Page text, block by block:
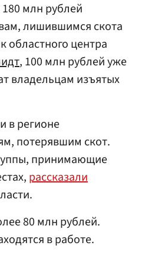
млн рублей
лишившимся скота
областного центра
, 100 млн рублей уже
владельцам изъятых
в регионе
потерявшим скот.
принимающие
рассказали
80 млн рублей.
в работе.